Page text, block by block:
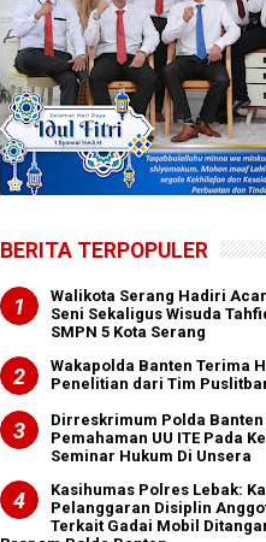
BERITA TERPOPULER
Walikota Serang Hadiri
Seni Sekaligus Wisuda
SMPN 5 Kota Serang
Wakapolda Banten Terima
Penelitian dari Tim
Dirreskrimum Polda
Pemahaman UU ITE Pada
Seminar Hukum Di Unsera
Kasihumas Polres Lebak:
Pelanggaran Disiplin
Terkait Gadai Mobil